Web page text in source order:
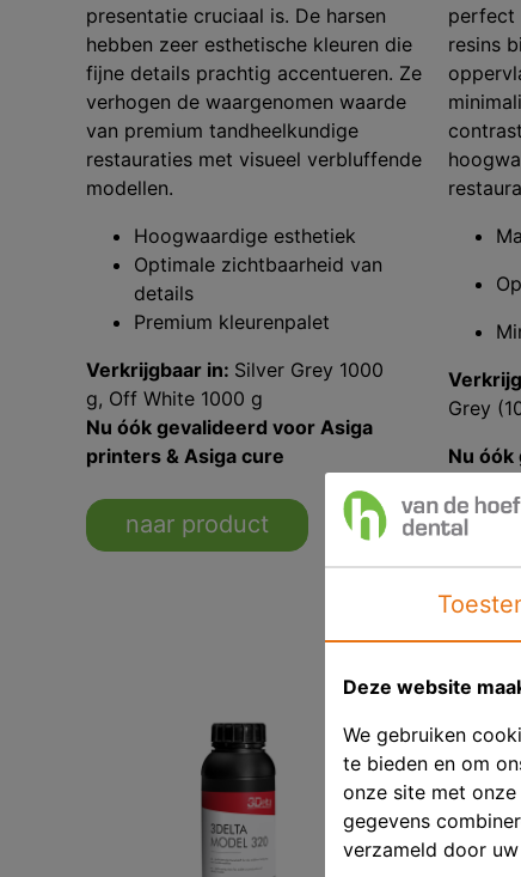
presentatie cruciaal is. De harsen
hebben zeer esthetische kleuren die
fijne details prachtig accentueren. Ze
verhogen de waargenomen waarde
van premium tandheelkundige
restauraties met visueel verbluffende
modellen.
Hoogwaardige esthetiek
Optimale zichtbaarheid van
details
Premium kleurenpalet
Verkrijgbaar in: Silver Grey 1000
g, Off White 1000 g
Nu óók gevalideerd voor Asiga
printers & Asiga cure
naar product
perfect
resins
Grey
Nu óók
Deze website
We gebruiken
te bieden en om
onze site met
gegevens
verzameld door